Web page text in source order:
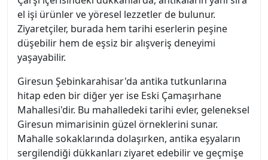
el işi ürünler ve yöresel lezzetler de bulunur.
Ziyaretçiler, burada hem tarihi eserlerin peşine
düşebilir hem de eşsiz bir alışveriş deneyimi
yaşayabilir.
Giresun Şebinkarahisar'da antika tutkunlarına
hitap eden bir diğer yer ise Eski Çamaşırhane
Mahallesi'dir. Bu mahalledeki tarihi evler, geleneksel
Giresun mimarisinin güzel örneklerini sunar.
Mahalle sokaklarında dolaşırken, antika eşyaların
sergilendiği dükkanları ziyaret edebilir ve geçmişe